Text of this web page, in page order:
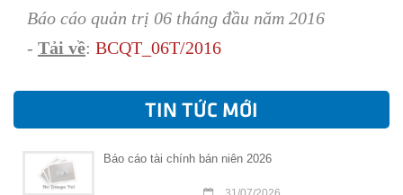
Báo cáo quản trị 06 tháng đầu năm 2016
- Tải về: BCQT _06T/2016
TIN TỨC MỚI
Báo cáo tài chính bán niên 2026